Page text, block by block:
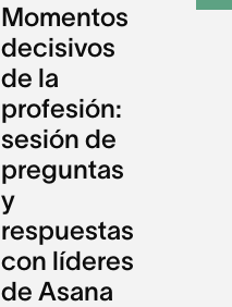
Momentos
decisivos
de la
profesión:
sesión de
preguntas
y
respuestas
con líderes
de Asana